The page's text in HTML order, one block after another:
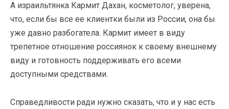
А израильтянка Кармит Дахан, косметолог, уверена,
что, если бы все ее клиентки были из России, она бы
уже давно разбогатела. Кармит имеет в виду
трепетное отношение россиянок к своему внешнему
виду и готовность поддерживать его всеми
доступными средствами.
Справедливости ради нужно сказать, что и у нас есть